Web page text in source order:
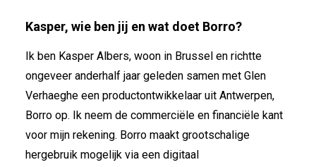
Kasper, wie ben jij en wat doet Borro?
Ik ben Kasper Albers, woon in Brussel en richtte
ongeveer anderhalf jaar geleden samen met Glen
Verhaeghe een productontwikkelaar uit Antwerpen,
Borro op. Ik neem de commerciële en financiële kant
voor mijn rekening. Borro maakt grootschalige
hergebruik mogelijk via een digitaal